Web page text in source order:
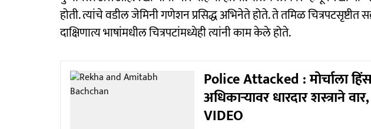
होती. त्यांचे वडील जेमिनी गणेशन प्रसिद्ध अभिनेते होते. ते तमिळ चित्रपटसृष्टीत
दाक्षिणात्य भाषांमधील चित्रपटांमध्येही त्यांनी काम केले होते.
Police Attacked : मोर्चाला
अधिकाऱ्यावर धारदार शस्त्राने
VIDEO